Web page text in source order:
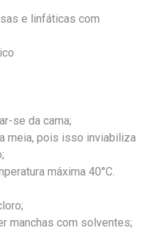
e linfáticas com
se da cama;
meia, pois isso inviabiliza
máxima 40°C.
manchas com solventes;